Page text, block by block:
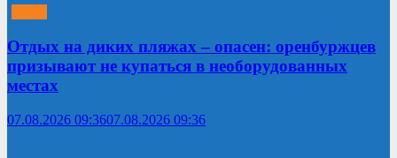
Отдых на диких пляжах – опасен: оренбуржцев
призывают не купаться в необорудованных
местах
07.08.2026 09:3607.08.2026 09:36